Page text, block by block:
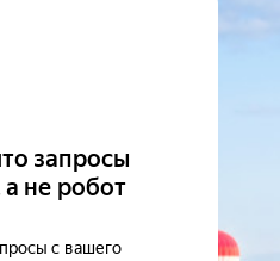
запросы
не робот
с вашего